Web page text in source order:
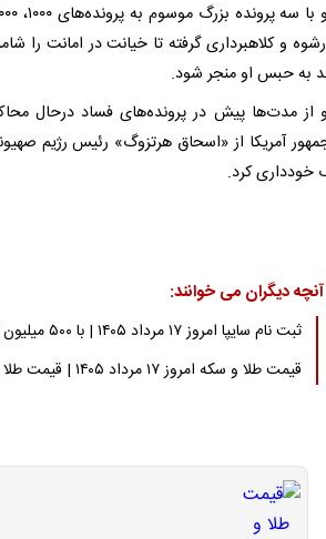
رشوه و کلاهبرداری گرفته تا خیانت در امانت
به حبس او منجر شود.
از مدت‌ها پیش در پرونده‌های فساد درحال
آمریکا از «اسحاق هرتزوگ» رئیس رژیم
خودداری کرد.
آنچه دیگران می خوانند:
ثبت نام سایپا امروز ۱۷ مرداد ۱۴۰۵ | با ۵۰۰ میلیون کوییک S بخرید
قیمت طلا و سکه امروز ۱۷ مرداد ۱۴۰۵ | قیمت طلا صعودی شد